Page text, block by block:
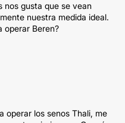
nos gusta que se vean
nuestra medida ideal.
operar Beren?
operar los senos Thali, me